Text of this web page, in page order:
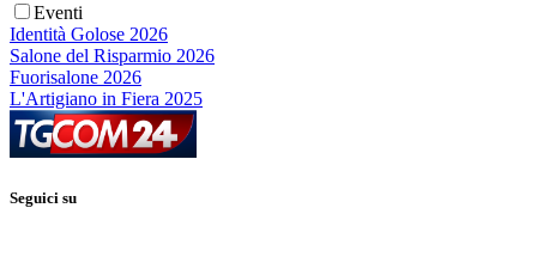
Eventi
Identità Golose 2026
Salone del Risparmio 2026
Fuorisalone 2026
L'Artigiano in Fiera 2025
Seguici su